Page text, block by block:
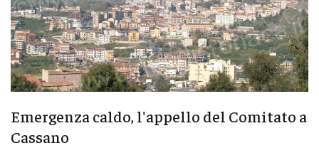
Emergenza caldo, l'appello del Comitato a
Cassano